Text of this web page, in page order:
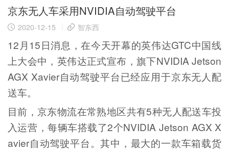
京东无人车采用NVIDIA自动驾驶平台
2020-12-15 智东西
12月15日消息，在今天开幕的英伟达GTC中国线
上大会中，英伟达正式宣布，旗下NVIDIA Jetson
AGX Xavier自动驾驶平台已经应用于京东无人配
送车。
目前，京东物流在常熟地区共有5种无人配送车投
入运营，每辆车搭载了2个NVIDIA Jetson AGX X
avier自动驾驶平台。其中，最大的一款车箱载货